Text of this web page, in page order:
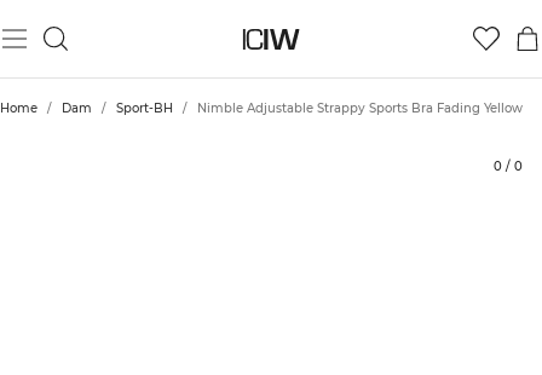
Home / Dam / Sport-BH / Nimble Adjustable Strappy Sports Bra Fading Yellow
0 / 0